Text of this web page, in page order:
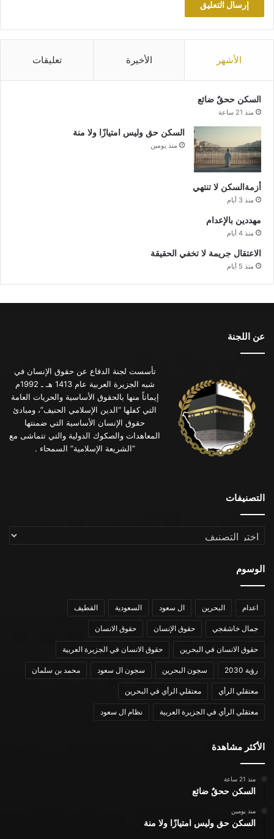
الأشهر الأخيرة تعليقات
السكن ححقٌ ضائع
منذ 21 ساعة
السكن حق وليس امتيازًا ولا منة
منذ يومين
أزمةالسكن لا تنتهي
منذ 3 أيام
مهددين بالإعدام
منذ 4 أيام
الاعتقال جريمة لا تخفي الحقيقة
منذ 5 أيام
عن اللجنة
تأسست لجنة الدفاع عن حقوق الإنسان في
شبه الجزيرة العربية عام 1413 هـ ـ 1992م
إيماناً منها بالحقوق الأساسية والحريات العامة
التي كفلها “الدين الإسلامي الحنيف”، ومبادئ
حقوق الإنسان الأساسية التي ضمنتها
المعاهدات والصكوك الدولية والتي تتماشى مع
“الشريعة الإسلامية” السمحاء .
التصنيفات
التصنيفات
الوسوم
اعدام البحرين ال سعود السعودية القطيف
جمال خاشقجي حقوق الإنسان حقوق الانسان
حقوق الانسان في البحرين حقوق الانسان في الجزيرة العربية
رؤية 2030 سجون البحرين سجون ال سعود محمد بن سلمان
معتقلي الرأي معتقلي الرأي في البحرين
معتقلي الرأي في الجزيرة العربية نظام ال سعود
الأكثر مشاهدة
منذ 21 ساعة
السكن ححقٌ ضائع
منذ يومين
السكن حق وليس امتيازًا ولا منة